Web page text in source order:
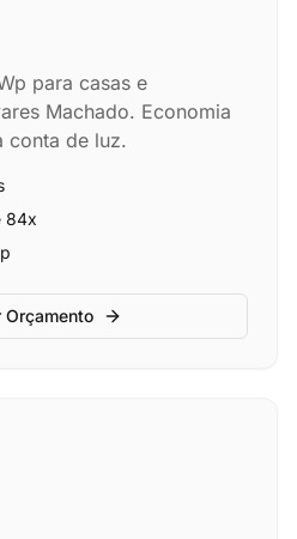
para casas e
Machado. Economia
conta de luz.
84x